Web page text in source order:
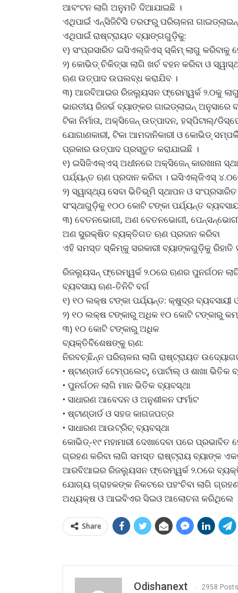
ଆବଂଟନ ଲାଗି ଅନୁମତି ଦିଆଯାଇଛି ।
ଏଥିପାଇଁ ଏନ୍‌ସିଜିଟିସି ତରଫରୁ ପରିଚାଳନା ଗାଇଡ୍‌ଲାଇନ୍‌
ଏଥିପାଇଁ ରାଷ୍ଟ୍ରାୟତ ବ୍ୟାଙ୍ଗଗୁଡ଼ିକୁ:
୧) ସଂପ୍ରସାରିତ ଇସିଏଲ୍‌ଜିଏସ୍‌ ସ୍କିମ୍‌ ଲାଗୁ କରିବାକୁ
୨) କୋଭିଡ୍‌ ଚିକିତ୍ସା ଲାଗି ଖର୍ଚ ବହନ କରିବା ଓ
ଋଣ ଉତ୍ପାଦ ଉପଲବ୍ଧ କରାଯିବ ।
୩) ଆରବିଆଇର ରିଜଲ୍ୟୁସନ ଫ୍ରେମ୍‌ୱର୍କ ୨.୦କୁ ଲାଗୁ
ଭାରତୀୟ ରିଜର୍ଭ ବ୍ୟାଙ୍କର ଗାଇଡ୍‌ଲାଇନ୍‌
ଟିକା ନିର୍ମାତା, ଅକ୍ସିଜେନ୍‌ ଉତ୍ପାଦନ, ହସ୍ପିଟାଲ୍‌/
ଯୋଗାଣକାରୀ, ଟିକା ଆମଦାନିକାରୀ ଓ କୋଭିଡ୍‌
ପ୍ରକାର ଉତ୍ପାଦ ପ୍ରସ୍ତୁତ କରାଯାଇଛି ।
୧) ଇସିଜିଏଲ୍‌ଏସ୍‌ ଅଧୀନରେ ଅକ୍ସିଜେନ୍‌ କାରଖାନା
ପର୍ଯ୍ୟନ୍ତ ଋଣ ପ୍ରଦାନ କରିବା । ଇସିଏଲ୍‌ଜିଏସ୍‌
୨) ସ୍ୱାସ୍ଥ୍ୟ ସେବା ଭିତିଭୂମି ସ୍ଥାପନ ଓ
ସଂସ୍ଥାଗୁଡ଼ିକୁ ୧୦୦ କୋଟି ଟଙ୍କା ପର୍ଯ୍ୟନ୍ତ
୩) ବେତନଭୋଗୀ, ଅଣ ବେତନଭୋଗୀ,
ଅଣ ସୁରକ୍ଷିତ ବ୍ୟକ୍ତିଗତ ଋଣ ପ୍ରଦାନ କରିବା
ଏହି ସମସ୍ତ ସ୍କିମ୍‌କୁ ସରକାରୀ ବ୍ୟାଙ୍କଗୁଡ଼ିକୁ ରିହାତି
ରିଜଲ୍ୟୁସନ୍‌ ଫ୍ରେମ୍‌ୱର୍କ ୨.୦ରେ ଋଣର ପୁନର୍ଗଠନ
ବ୍ୟବସାୟ ଋଣ-ତିନିଟି ବର୍ଗ
୧) ୧୦ ଲକ୍ଷ ଟଙ୍କା ପର୍ଯ୍ୟନ୍ତ: କ୍ଷୁଦ୍ର ବ୍ୟବସାୟୀ
୨) ୧୦ ଲକ୍ଷ ଟଙ୍କାରୁ ଅଧିକ ୧୦ କୋଟି ଟଙ୍କାରୁ କମ୍‌
୩) ୧୦ କୋଟି ଟଙ୍କାରୁ ଅଧିକ
ବ୍ୟକ୍ତିବିିଶେଷଙ୍କୁ ଋଣ:
ନିରବଚ୍ଛିନ୍ନ ପରିଚାଳନା ଲାଗି ରାଷ୍ଟ୍ରାୟତ
• ଷ୍ଟାଣ୍ଡାର୍ଡ ଟେମ୍ପଲେଟ୍‌, ପୋର୍ଟାଲ୍‌ ଓ ଶାଖା ଭିତିକ
• ପୁନର୍ଗଠନ ଲାଗି ମାନ ଭିତିକ ବ୍ୟବସ୍ଥା
• ସାଧାରଣ ଆବେଦନ ଓ ଅନୁଶୀଳନ ଫର୍ମାଟ
• ଷ୍ଟାଣ୍ଡାର୍ଡ ଓ ସହଜ କାଗଜପତ୍ର
• ସାଧାରଣ ଆଉଟ୍‌ରିଚ୍‌ ବ୍ୟବସ୍ଥା
କୋଭିଡ୍‌-୧୯ ମହାମାରୀ ଦେଖାଦେବା ପରେ
ଗ୍ରହଣ କରିବା ଲାଗି ସମସ୍ତ ରାଷ୍ଟ୍ରାୟ ବ୍ୟାଙ୍କ
ଆରବିଆଇର ରିଜଲ୍ୟୁସନ ଫ୍ରେମ୍‌ୱର୍କ ୨.୦ରେ
ଯୋଗ୍ୟ ଗ୍ରାହକଙ୍କ ନିକଟରେ ପହଂଚିବା ଲାଗି
ଅଧ୍ୟକ୍ଷ ଓ ଆଇବିଏର ସିଇଓ ଆଲୋଚନା କରିଥିଲେ
Share
Odishanext 2958 Posts